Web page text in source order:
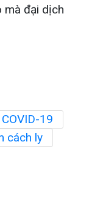
mà đại dịch
19
cách ly